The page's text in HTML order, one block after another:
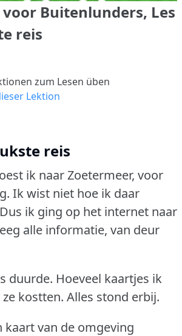
Buitenlunders, Les
reis
zum Lesen üben
Lektion
reis
ik naar Zoetermeer, voor
Ik wist niet hoe ik daar
Dus ik ging op het internet naar
alle informatie, van deur
duurde. Hoeveel kaartjes ik
kostten. Alles stond erbij.
kaart van de omgeving